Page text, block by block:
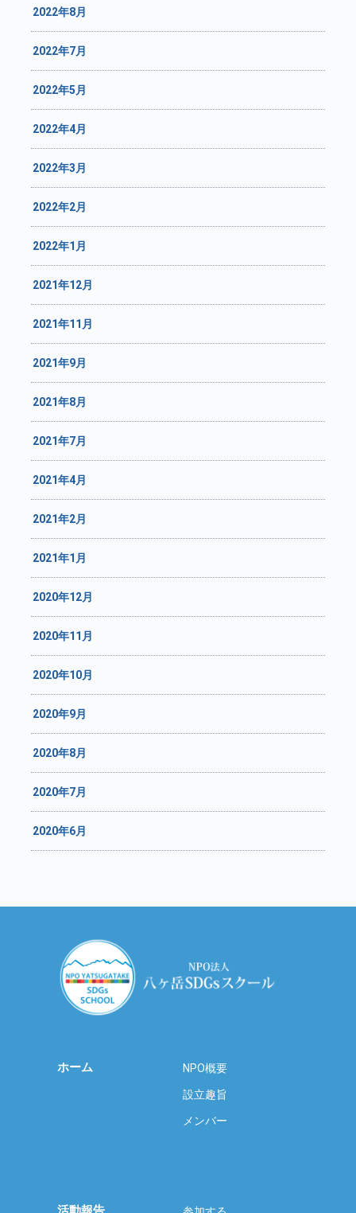
2022年8月
2022年7月
2022年5月
2022年4月
2022年3月
2022年2月
2022年1月
2021年12月
2021年11月
2021年9月
2021年8月
2021年7月
2021年4月
2021年2月
2021年1月
2020年12月
2020年11月
2020年10月
2020年9月
2020年8月
2020年7月
2020年6月
ホーム NPO概要
設立趣旨
メンバー